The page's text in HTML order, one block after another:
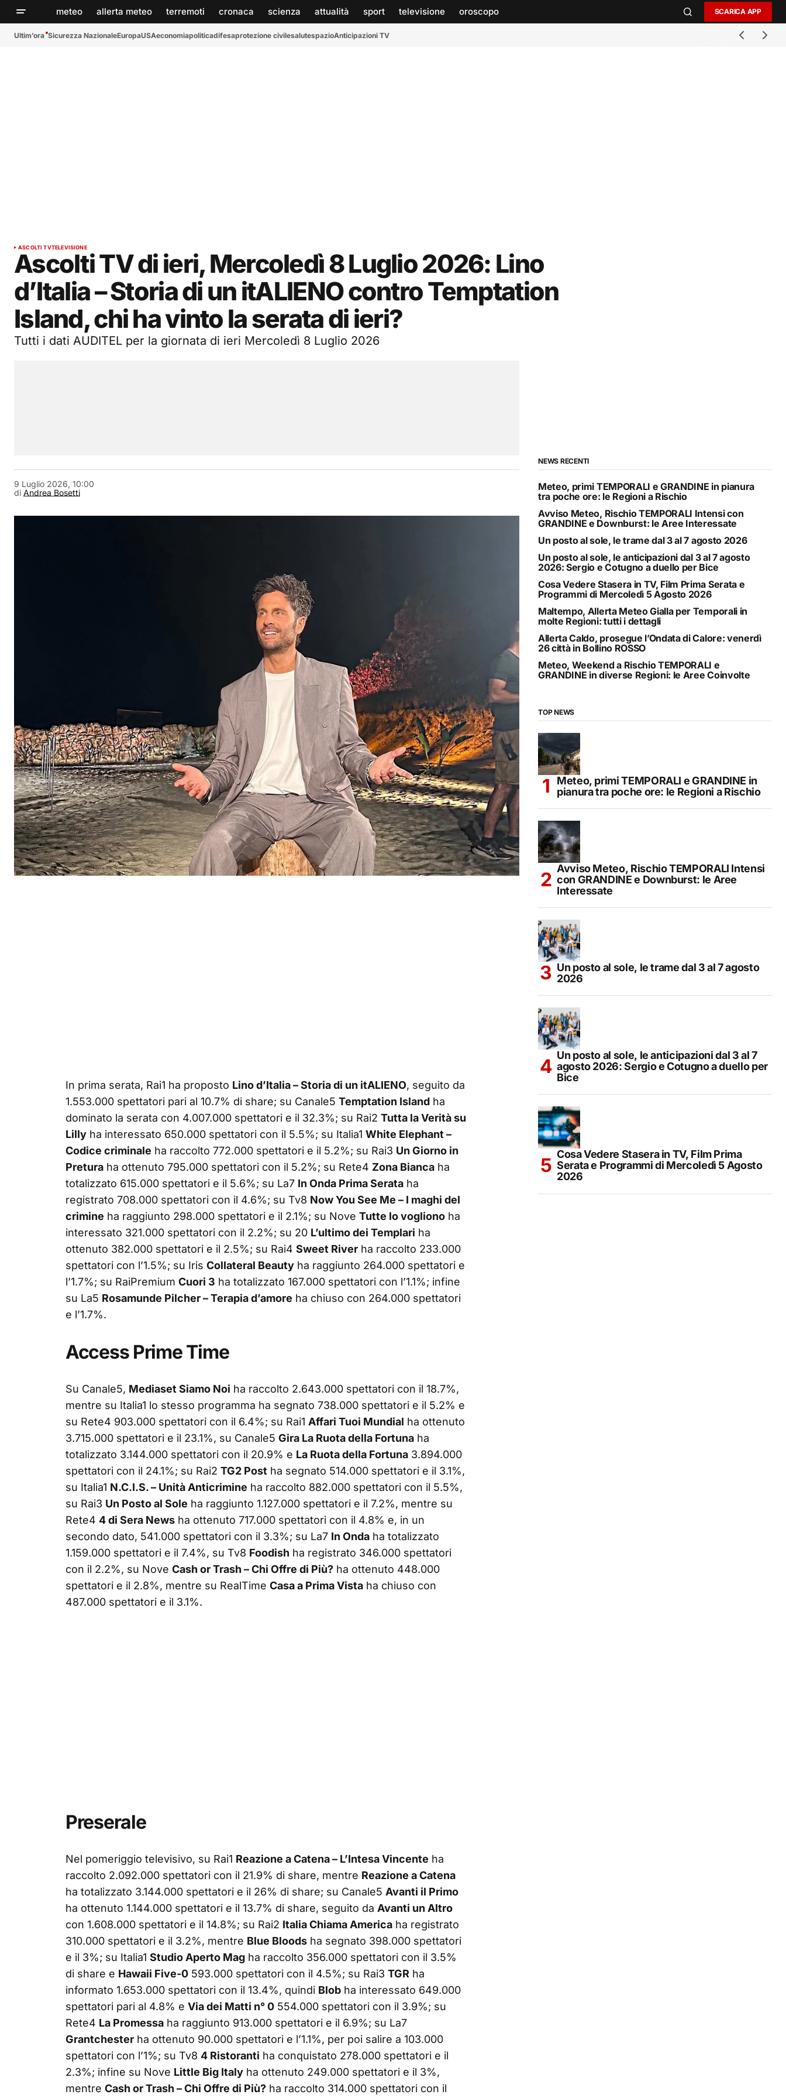
meteo allerta meteo terremoti cronaca scienza attualità sport televisione oroscopo SCARICA APP
Ultim’ora Sicurezza NazionaleEuropaUSAeconomiapoliticadifesaprotezione civilesalutespazioAnticipazioni TV
ASCOLTI TVTELEVISIONE
Ascolti TV di ieri, Mercoledì 8 Luglio 2026: Lino
d’Italia – Storia di un itALIENO contro Temptation
Island, chi ha vinto la serata di ieri?
Tutti i dati AUDITEL per la giornata di ieri Mercoledì 8 Luglio 2026
di Andrea Bosetti
9 Luglio 2026, 10:00
In prima serata, Rai1 ha proposto Lino d’Italia – Storia di un itALIENO, seguito da
1.553.000 spettatori pari al 10.7% di share; su Canale5 Temptation Island ha
dominato la serata con 4.007.000 spettatori e il 32.3%; su Rai2 Tutta la Verità su
Lilly ha interessato 650.000 spettatori con il 5.5%; su Italia1 White Elephant –
Codice criminale ha raccolto 772.000 spettatori e il 5.2%; su Rai3 Un Giorno in
Pretura ha ottenuto 795.000 spettatori con il 5.2%; su Rete4 Zona Bianca ha
totalizzato 615.000 spettatori e il 5.6%; su La7 In Onda Prima Serata ha
registrato 708.000 spettatori con il 4.6%; su Tv8 Now You See Me – I maghi del
crimine ha raggiunto 298.000 spettatori e il 2.1%; su Nove Tutte lo vogliono ha
interessato 321.000 spettatori con il 2.2%; su 20 L’ultimo dei Templari ha
ottenuto 382.000 spettatori e il 2.5%; su Rai4 Sweet River ha raccolto 233.000
spettatori con l’1.5%; su Iris Collateral Beauty ha raggiunto 264.000 spettatori e
l’1.7%; su RaiPremium Cuori 3 ha totalizzato 167.000 spettatori con l’1.1%; infine
su La5 Rosamunde Pilcher – Terapia d’amore ha chiuso con 264.000 spettatori
e l’1.7%.
Access Prime Time
Su Canale5, Mediaset Siamo Noi ha raccolto 2.643.000 spettatori con il 18.7%,
mentre su Italia1 lo stesso programma ha segnato 738.000 spettatori e il 5.2% e
su Rete4 903.000 spettatori con il 6.4%; su Rai1 Affari Tuoi Mundial ha ottenuto
3.715.000 spettatori e il 23.1%, su Canale5 Gira La Ruota della Fortuna ha
totalizzato 3.144.000 spettatori con il 20.9% e La Ruota della Fortuna 3.894.000
spettatori con il 24.1%; su Rai2 TG2 Post ha segnato 514.000 spettatori e il 3.1%,
su Italia1 N.C.I.S. – Unità Anticrimine ha raccolto 882.000 spettatori con il 5.5%,
su Rai3 Un Posto al Sole ha raggiunto 1.127.000 spettatori e il 7.2%, mentre su
Rete4 4 di Sera News ha ottenuto 717.000 spettatori con il 4.8% e, in un
secondo dato, 541.000 spettatori con il 3.3%; su La7 In Onda ha totalizzato
1.159.000 spettatori e il 7.4%, su Tv8 Foodish ha registrato 346.000 spettatori
con il 2.2%, su Nove Cash or Trash – Chi Offre di Più? ha ottenuto 448.000
spettatori e il 2.8%, mentre su RealTime Casa a Prima Vista ha chiuso con
487.000 spettatori e il 3.1%.
Preserale
Nel pomeriggio televisivo, su Rai1 Reazione a Catena – L’Intesa Vincente ha
raccolto 2.092.000 spettatori con il 21.9% di share, mentre Reazione a Catena
ha totalizzato 3.144.000 spettatori e il 26% di share; su Canale5 Avanti il Primo
ha ottenuto 1.144.000 spettatori e il 13.7% di share, seguito da Avanti un Altro
con 1.608.000 spettatori e il 14.8%; su Rai2 Italia Chiama America ha registrato
310.000 spettatori e il 3.2%, mentre Blue Bloods ha segnato 398.000 spettatori
e il 3%; su Italia1 Studio Aperto Mag ha raccolto 356.000 spettatori con il 3.5%
di share e Hawaii Five-0 593.000 spettatori con il 4.5%; su Rai3 TGR ha
informato 1.653.000 spettatori con il 13.4%, quindi Blob ha interessato 649.000
spettatori pari al 4.8% e Via dei Matti n° 0 554.000 spettatori con il 3.9%; su
Rete4 La Promessa ha raggiunto 913.000 spettatori e il 6.9%; su La7
Grantchester ha ottenuto 90.000 spettatori e l’1.1%, per poi salire a 103.000
spettatori con l’1%; su Tv8 4 Ristoranti ha conquistato 278.000 spettatori e il
2.3%; infine su Nove Little Big Italy ha ottenuto 249.000 spettatori e il 3%,
mentre Cash or Trash – Chi Offre di Più? ha raccolto 314.000 spettatori con il
NEWS RECENTI
Meteo, primi TEMPORALI e GRANDINE in pianura
tra poche ore: le Regioni a Rischio
Avviso Meteo, Rischio TEMPORALI Intensi con
GRANDINE e Downburst: le Aree Interessate
Un posto al sole, le trame dal 3 al 7 agosto 2026
Un posto al sole, le anticipazioni dal 3 al 7 agosto
2026: Sergio e Cotugno a duello per Bice
Cosa Vedere Stasera in TV, Film Prima Serata e
Programmi di Mercoledì 5 Agosto 2026
Maltempo, Allerta Meteo Gialla per Temporali in
molte Regioni: tutti i dettagli
Allerta Caldo, prosegue l’Ondata di Calore: venerdì
26 città in Bollino ROSSO
Meteo, Weekend a Rischio TEMPORALI e
GRANDINE in diverse Regioni: le Aree Coinvolte
TOP NEWS
Meteo, primi TEMPORALI e GRANDINE in
pianura tra poche ore: le Regioni a Rischio
Avviso Meteo, Rischio TEMPORALI Intensi
con GRANDINE e Downburst: le Aree
Interessate
Un posto al sole, le trame dal 3 al 7 agosto
2026
Un posto al sole, le anticipazioni dal 3 al 7
agosto 2026: Sergio e Cotugno a duello per
Bice
Cosa Vedere Stasera in TV, Film Prima
Serata e Programmi di Mercoledì 5 Agosto
2026